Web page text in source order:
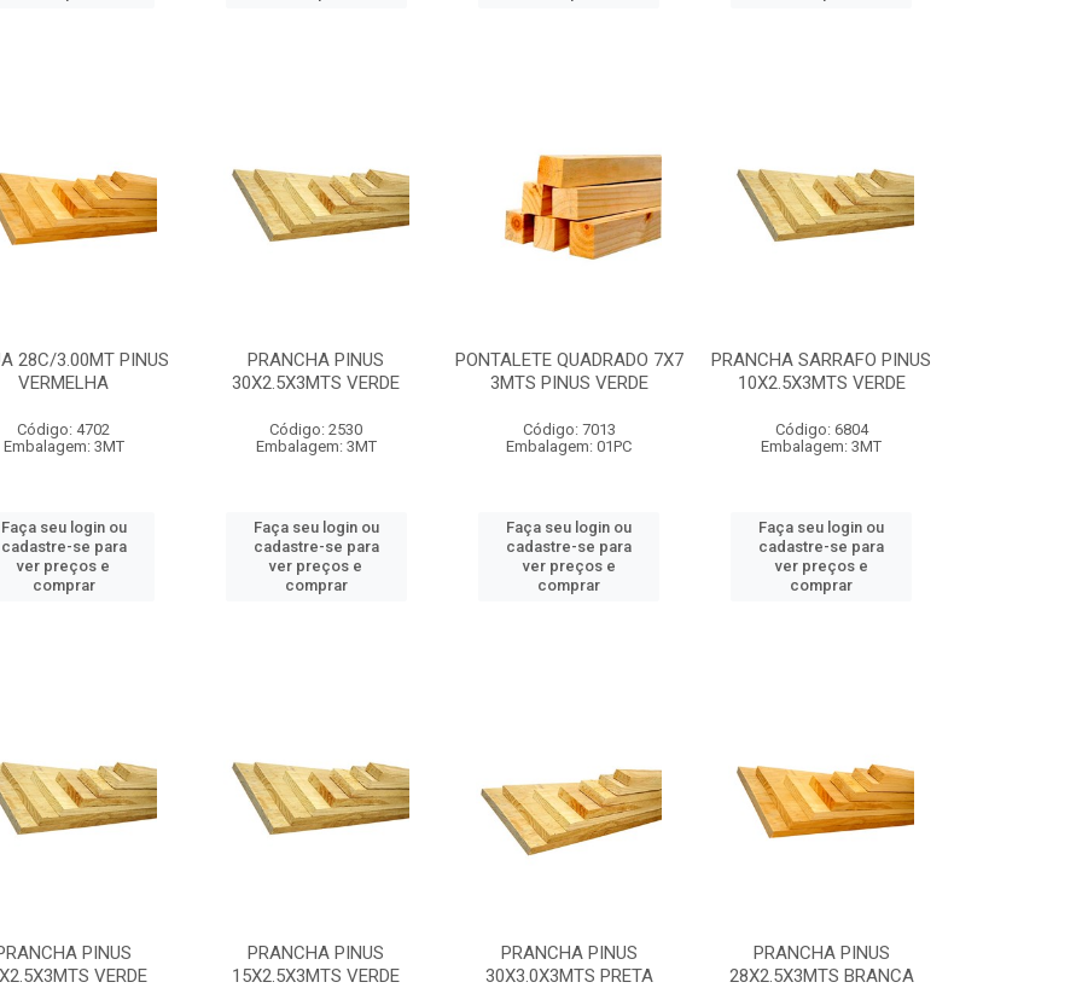
28C/3.00MT PINUS
VERMELHA
Código: 4702
Embalagem: 3MT
Faça seu login ou
cadastre-se para
ver preços e
comprar
PRANCHA PINUS
30X2.5X3MTS VERDE
Código: 2530
Embalagem: 3MT
Faça seu login ou
cadastre-se para
ver preços e
comprar
PONTALETE QUADRADO 7X7
3MTS PINUS VERDE
Código: 7013
Embalagem: 01PC
Faça seu login ou
cadastre-se para
ver preços e
comprar
PRANCHA SARRAFO PINUS
10X2.5X3MTS VERDE
Código: 6804
Embalagem: 3MT
Faça seu login ou
cadastre-se para
ver preços e
comprar
PINUS
VERDE
PRANCHA PINUS
15X2.5X3MTS VERDE
PRANCHA PINUS
30X3.0X3MTS PRETA
PRANCHA PINUS
28X2.5X3MTS BRANCA